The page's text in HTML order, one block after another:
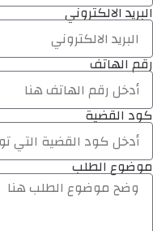
البريد الالكتروني
رقم الهاتف
كود القضية
موضوع الطلب